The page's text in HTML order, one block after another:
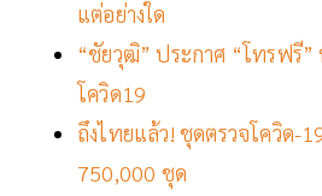
แต่อย่างใด
“ชัยวุฒิ” ประกาศ “โทรฟรี”
โควิด19
ถึงไทยแล้ว! ชุดตรวจโควิด-
750,000 ชุด